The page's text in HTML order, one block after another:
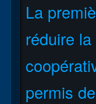
La
réduire
permis